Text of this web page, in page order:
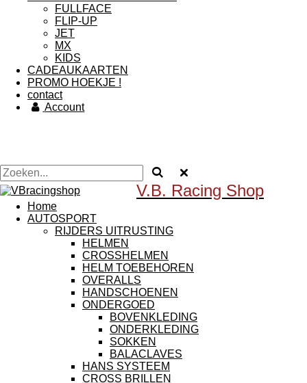
FULLFACE
FLIP-UP
JET
MX
KIDS
CADEAUKAARTEN
PROMO HOEKJE !
contact
Account
V.B. Racing Shop
Home
AUTOSPORT
RIJDERS UITRUSTING
HELMEN
CROSSHELMEN
HELM TOEBEHOREN
OVERALLS
HANDSCHOENEN
ONDERGOED
BOVENKLEDING
ONDERKLEDING
SOKKEN
BALACLAVES
HANS SYSTEEM
CROSS BRILLEN